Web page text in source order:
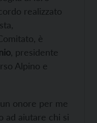
realizzato
è
, presidente
Alpino e
onore per me
ad aiutare chi si